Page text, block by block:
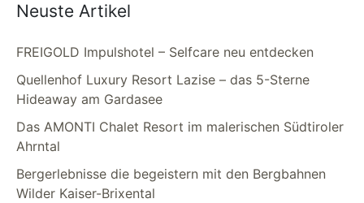
Neuste Artikel
FREIGOLD Impulshotel – Selfcare neu entdecken
Quellenhof Luxury Resort Lazise – das 5-Sterne
Hideaway am Gardasee
Das AMONTI Chalet Resort im malerischen Südtiroler
Ahrntal
Bergerlebnisse die begeistern mit den Bergbahnen
Wilder Kaiser-Brixental